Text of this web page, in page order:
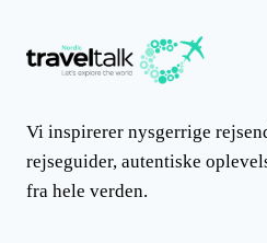
Vi inspirerer nysgerrige
rejseguider, autentiske
fra hele verden.